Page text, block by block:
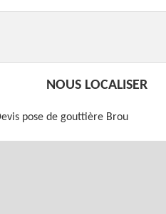
NOUS LOCALISER
pose de gouttière Brou